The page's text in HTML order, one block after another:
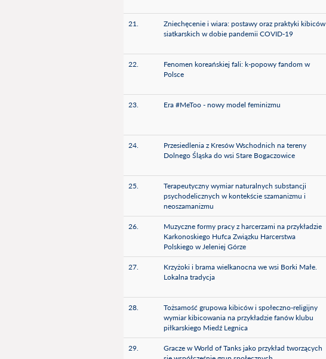
21.
Zniechęcenie i wiara: postawy oraz praktyki kibiców
siatkarskich w dobie pandemii COVID-19
22.
Fenomen koreańskiej fali: k-popowy fandom w
Polsce
23. Era #MeToo - nowy model feminizmu
24.
Przesiedlenia z Kresów Wschodnich na tereny
Dolnego Śląska do wsi Stare Bogaczowice
25.
Terapeutyczny wymiar naturalnych substancji
psychodelicznych w kontekście szamanizmu i
neoszamanizmu
26.
Muzyczne formy pracy z harcerzami na przykładzie
Karkonoskiego Hufca Związku Harcerstwa
Polskiego w Jeleniej Górze
27.
Krzyżoki i brama wielkanocna we wsi Borki Małe.
Lokalna tradycja
28.
Tożsamość grupowa kibiców i społeczno-religijny
wymiar kibicowania na przykładzie fanów klubu
piłkarskiego Miedź Legnica
29.
Gracze w World of Tanks jako przykład tworzących